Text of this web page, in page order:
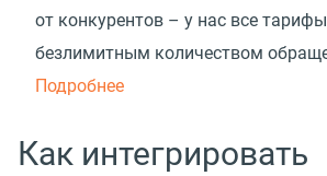
от конкурентов – у нас все
безлимитным количеством
Подробнее
Как интегрировать